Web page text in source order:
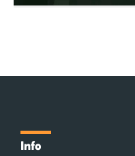
Info